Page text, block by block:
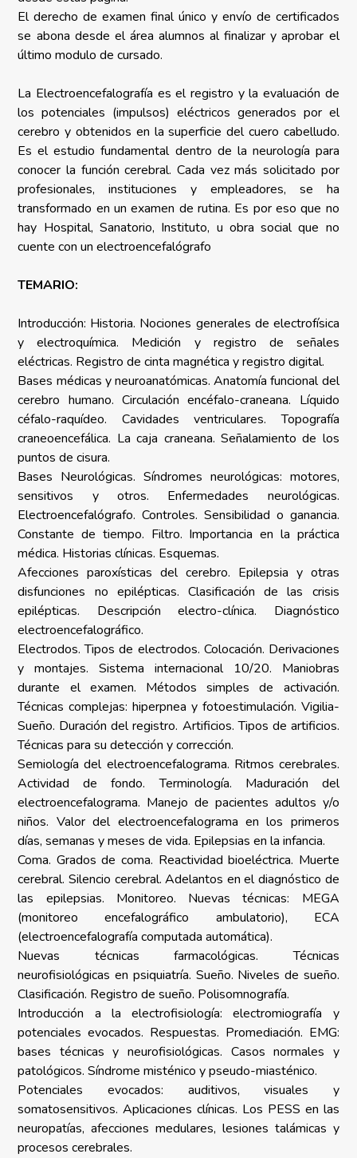
El derecho de examen final único y envío de certificados
se abona desde el área alumnos al finalizar y aprobar el
último modulo de cursado.
La Electroencefalografía es el registro y la evaluación de
los potenciales (impulsos) eléctricos generados por el
cerebro y obtenidos en la superficie del cuero cabelludo.
Es el estudio fundamental dentro de la neurología para
conocer la función cerebral. Cada vez más solicitado por
profesionales, instituciones y empleadores, se ha
transformado en un examen de rutina. Es por eso que no
hay Hospital, Sanatorio, Instituto, u obra social que no
cuente con un electroencefalógrafo
TEMARIO:
Introducción: Historia. Nociones generales de electrofísica
y electroquímica. Medición y registro de señales
eléctricas. Registro de cinta magnética y registro digital.
Bases médicas y neuroanatómicas. Anatomía funcional del
cerebro humano. Circulación encéfalo-craneana. Líquido
céfalo-raquídeo. Cavidades ventriculares. Topografía
craneoencefálica. La caja craneana. Señalamiento de los
puntos de cisura.
Bases Neurológicas. Síndromes neurológicas: motores,
sensitivos y otros. Enfermedades neurológicas.
Electroencefalógrafo. Controles. Sensibilidad o ganancia.
Constante de tiempo. Filtro. Importancia en la práctica
médica. Historias clínicas. Esquemas.
Afecciones paroxísticas del cerebro. Epilepsia y otras
disfunciones no epilépticas. Clasificación de las crisis
epilépticas. Descripción electro-clínica. Diagnóstico
electroencefalográfico.
Electrodos. Tipos de electrodos. Colocación. Derivaciones
y montajes. Sistema internacional 10/20. Maniobras
durante el examen. Métodos simples de activación.
Técnicas complejas: hiperpnea y fotoestimulación. Vigilia-
Sueño. Duración del registro. Artificios. Tipos de artificios.
Técnicas para su detección y corrección.
Semiología del electroencefalograma. Ritmos cerebrales.
Actividad de fondo. Terminología. Maduración del
electroencefalograma. Manejo de pacientes adultos y/o
niños. Valor del electroencefalograma en los primeros
días, semanas y meses de vida. Epilepsias en la infancia.
Coma. Grados de coma. Reactividad bioeléctrica. Muerte
cerebral. Silencio cerebral. Adelantos en el diagnóstico de
las epilepsias. Monitoreo. Nuevas técnicas: MEGA
(monitoreo encefalográfico ambulatorio), ECA
(electroencefalografía computada automática).
Nuevas técnicas farmacológicas. Técnicas
neurofisiológicas en psiquiatría. Sueño. Niveles de sueño.
Clasificación. Registro de sueño. Polisomnografía.
Introducción a la electrofisiología: electromiografía y
potenciales evocados. Respuestas. Promediación. EMG:
bases técnicas y neurofisiológicas. Casos normales y
patológicos. Síndrome misténico y pseudo-miasténico.
Potenciales evocados: auditivos, visuales y
somatosensitivos. Aplicaciones clínicas. Los PESS en las
neuropatías, afecciones medulares, lesiones talámicas y
procesos cerebrales.